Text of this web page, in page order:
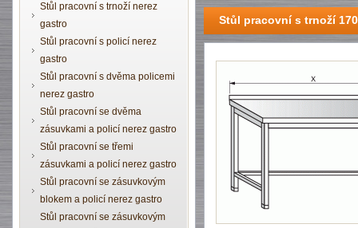
Stůl pracovní s trnoží nerez
gastro
Stůl pracovní s policí nerez
gastro
Stůl pracovní s dvěma policemi
nerez gastro
Stůl pracovní se dvěma
zásuvkami a policí nerez gastro
Stůl pracovní se třemi
zásuvkami a policí nerez gastro
Stůl pracovní se zásuvkovým
blokem a policí nerez gastro
Stůl pracovní se zásuvkovým
Stůl pracovní s trnoží